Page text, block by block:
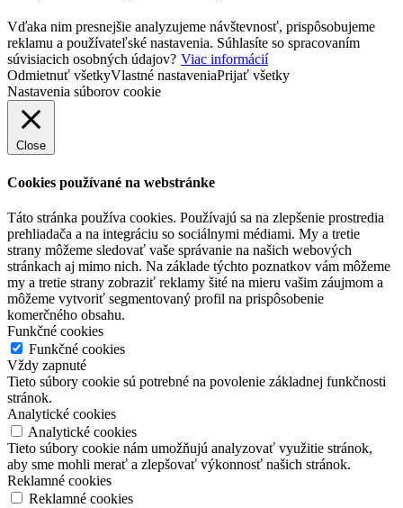
Vďaka nim presnejšie analyzujeme návštevnosť, prispôsobujeme
reklamu a používateľské nastavenia. Súhlasíte so spracovaním
súvisiacich osobných údajov? Viac informácií
Odmietnuť všetkyVlastné nastaveniaPrijať všetky
Nastavenia súborov cookie
Close
Cookies používané na webstránke
Táto stránka používa cookies. Používajú sa na zlepšenie prostredia
prehliadača a na integráciu so sociálnymi médiami. My a tretie
strany môžeme sledovať vaše správanie na našich webových
stránkach aj mimo nich. Na základe týchto poznatkov vám môžeme
my a tretie strany zobraziť reklamy šité na mieru vašim záujmom a
môžeme vytvoriť segmentovaný profil na prispôsobenie
komerčného obsahu.
Funkčné cookies
Funkčné cookies
Vždy zapnuté
Tieto súbory cookie sú potrebné na povolenie základnej funkčnosti
stránok.
Analytické cookies
Analytické cookies
Tieto súbory cookie nám umožňujú analyzovať využitie stránok,
aby sme mohli merať a zlepšovať výkonnosť našich stránok.
Reklamné cookies
Reklamné cookies